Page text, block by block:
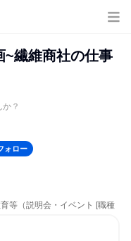
~繊維商社の仕事
？
ォロー
等（説明会・イベント [職種